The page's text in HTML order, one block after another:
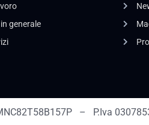
generale
– P.Iva